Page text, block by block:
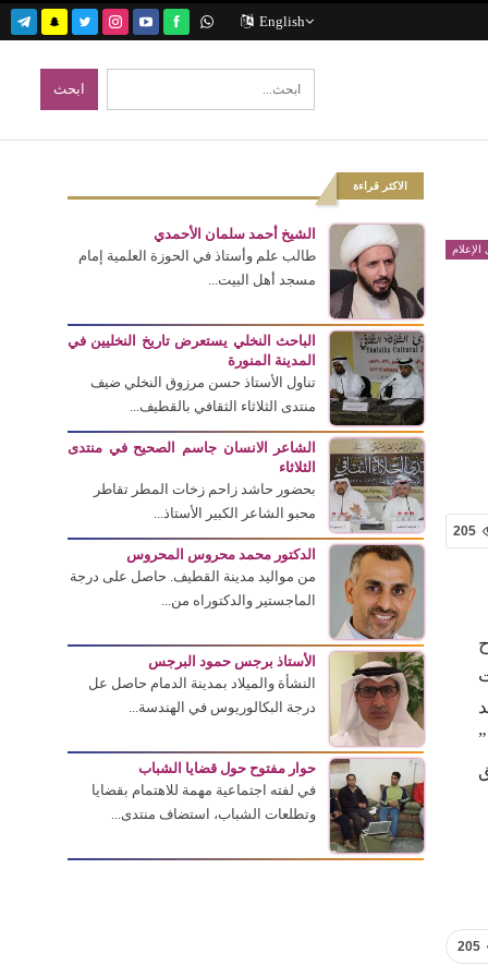
English
205
مسرح
205
الاكثر قراءة
الشيخ أحمد سلمان الأحمدي
طالب علم وأستاذ في الحوزة العلمية إمام
مسجد أهل البيت...
الباحث النخلي يستعرض تاريخ النخليين في
المدينة المنورة
تناول الأستاذ حسن مرزوق النخلي ضيف
منتدى الثلاثاء الثقافي بالقطيف...
الشاعر الانسان جاسم الصحيح في منتدى
الثلاثاء
بحضور حاشد زاحم زخات المطر تقاطر
محبو الشاعر الكبير الأستاذ...
الدكتور محمد محروس المحروس
من مواليد مدينة القطيف. حاصل على درجة
الماجستير والدكتوراه من...
الأستاذ برجس حمود البرجس
النشأة والميلاد بمدينة الدمام حاصل عل
درجة البكالوريوس في الهندسة...
حوار مفتوح حول قضايا الشباب
في لفته اجتماعية مهمة للاهتمام بقضايا
وتطلعات الشباب، استضاف منتدى...